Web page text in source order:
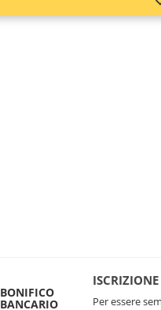
BONIFICO
BANCARIO
Per essere